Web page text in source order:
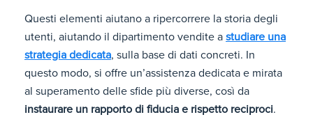
Questi elementi aiutano a ripercorrere la storia degli
utenti, aiutando il dipartimento vendite a studiare una
strategia dedicata, sulla base di dati concreti. In
questo modo, si offre un’assistenza dedicata e mirata
al superamento delle sfide più diverse, così da
instaurare un rapporto di fiducia e rispetto reciproci.